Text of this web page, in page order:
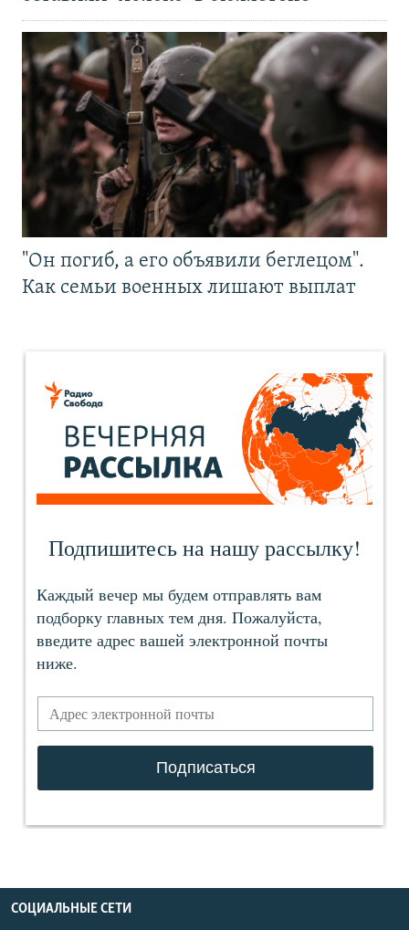
"Он погиб, а его объявили беглецом".
Как семьи военных лишают выплат
СОЦИАЛЬНЫЕ СЕТИ